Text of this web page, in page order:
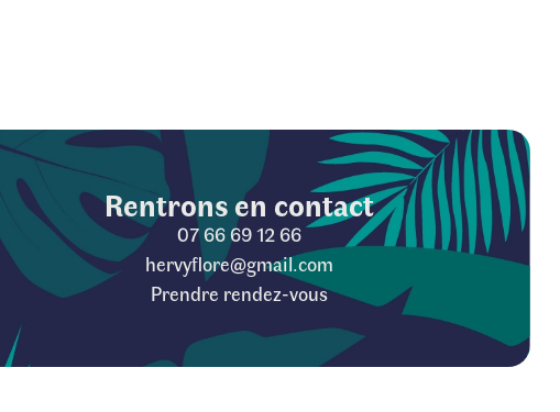
Rentrons en contact
07 66 69 12 66
hervyflore@gmail.com
Prendre rendez-vous